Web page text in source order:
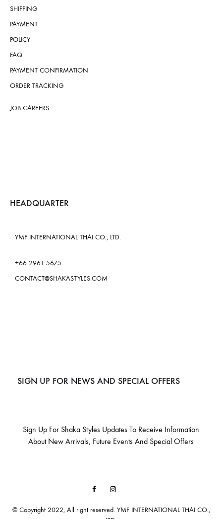
SHIPPING
PAYMENT
POLICY
FAQ
PAYMENT CONFIRMATION
ORDER TRACKING
JOB CAREERS
HEADQUARTER
YMF INTERNATIONAL THAI CO., LTD.
+66 2961 5675
CONTACT@SHAKASTYLES.COM
SIGN UP FOR NEWS AND SPECIAL OFFERS
Sign Up For Shaka Styles Updates To Receive Information
About New Arrivals, Future Events And Special Offers
© Copyright 2022, All right reserved. YMF INTERNATIONAL THAI CO.,
FacebookInstagram